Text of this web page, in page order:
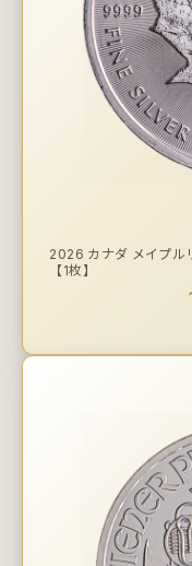
2026 カナダ メイプル
【1枚】